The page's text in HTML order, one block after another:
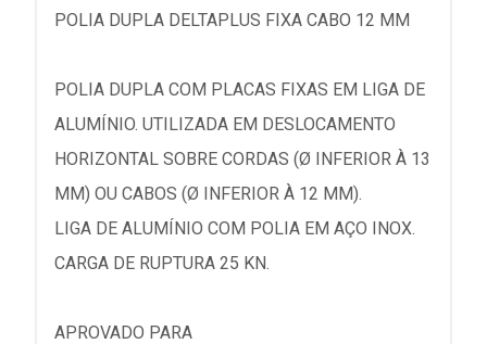
POLIA DUPLA DELTAPLUS FIXA CABO 12 MM
POLIA DUPLA COM PLACAS FIXAS EM LIGA DE
ALUMÍNIO. UTILIZADA EM DESLOCAMENTO
HORIZONTAL SOBRE CORDAS (Ø INFERIOR À 13
MM) OU CABOS (Ø INFERIOR À 12 MM).
LIGA DE ALUMÍNIO COM POLIA EM AÇO INOX.
CARGA DE RUPTURA 25 KN.
APROVADO PARA